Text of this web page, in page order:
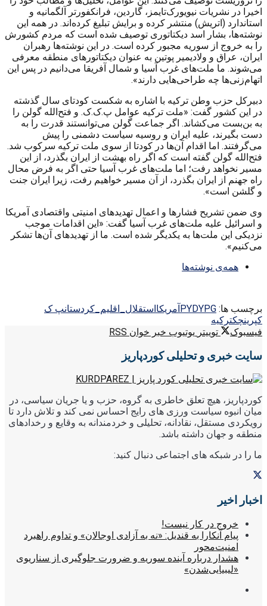
اخیرا در نشریات نیویورک‌تایمز، گاردین، فرانکفورتر آلگمانیه و
استاندارد (اتریش) منتشر کرده و برایش تبلیغ کرده‌اند. در همه این
نوشته‌ها، بشار اسد دیکتاتوری توصیف شده است که مردم کشورش
را به خروج از سوریه مجبور کرده است. در این نوشته‌ها رهبران
ایران، عراق و ولادیمیر پوتین به عنوان دیکتاتورهای منطقه معرفی
می‌شوند. ما ملت‌های غرب آسیا و شمال آفریقا می‌دانیم در پس این
اتهام‌زنی‌ها چه طراحی‌هایی دارند».
دبیرکل حزب وطن ترکیه با اشاره به شکست کودتای سال گذشته
در این کشور گفت: «ملت ترکیه عوامل پ.ک.ک. و فتح‌الله گولن را
به بن‌بست می‌کشاند. اگر جماعت گولن می‌توانستند قدرت را به
دست بگیرند، علیه ایران و روسیه سیاست دشمنی را پیش
می‌گرفتند. اما اقدام آن‌ها در کودتا از سوی ملت ترکیه سرکوب شد.
فتح‌الله گولن گفته است که اگر راه بهشت از ایران بگذرد، از این
مسیر نخواهد رفت؛ اما ملت‌های غرب آسیا حتی اگر به فرض محال
راه جهنم از ایران بگذرد، از آن مسیر خواهیم رفت، زیرا ایران جنت
و گلشن است».
وی ضمن تشریح فشارها و اعمال تهدیدهای امنیتی واقتصادی آمریکا
و اسرائیل علیه ملت‌های غرب آسیا گفت: «این اقدامات موجب
نزدیکی این ملت‌ها به یکدیگر شده است. ما از تهدیدهای آن‌ها تشکر
می‌کنیم».
همه‌ی نوشته‌ها
برچسب ها: PYDYPG آمریکااستقلال_اقلیم_کردستانپ ک
کپرینچکترکیه
فیسبوک
توییتر یوتیوب خبر خوان RSS
سایت خبری و تحلیلی کوردپاریز
کوردپاریز، هیچ تعلق خاطری به گروه، حزب و یا جریان سیاسی، در
میان انبوه سیاست ورزی های رایج احساس نمی کند و تلاش دارد تا
رویکردی مستقل، نقادانه، تحلیلی و خردمندانه به وقایع و رخدادهای
منطقه و جهان داشته باشد.
ما را در شبکه های اجتماعی دنبال کنید:
اخبار اخیر
خروج در کار نیست!
پیام آنکارا به قندیل: «نه به آزادی اوجالان» و تداوم راهبرد
امنیت‌محور
هشدار درباره آینده سوریه و ضرورت جلوگیری از سناریوی
«لیبیایی‌شدن»